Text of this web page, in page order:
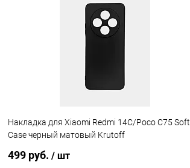
Накладка для Xiaomi Redmi 14C/Poco C75 Soft
Case черный матовый Krutoff
499 руб. / шт